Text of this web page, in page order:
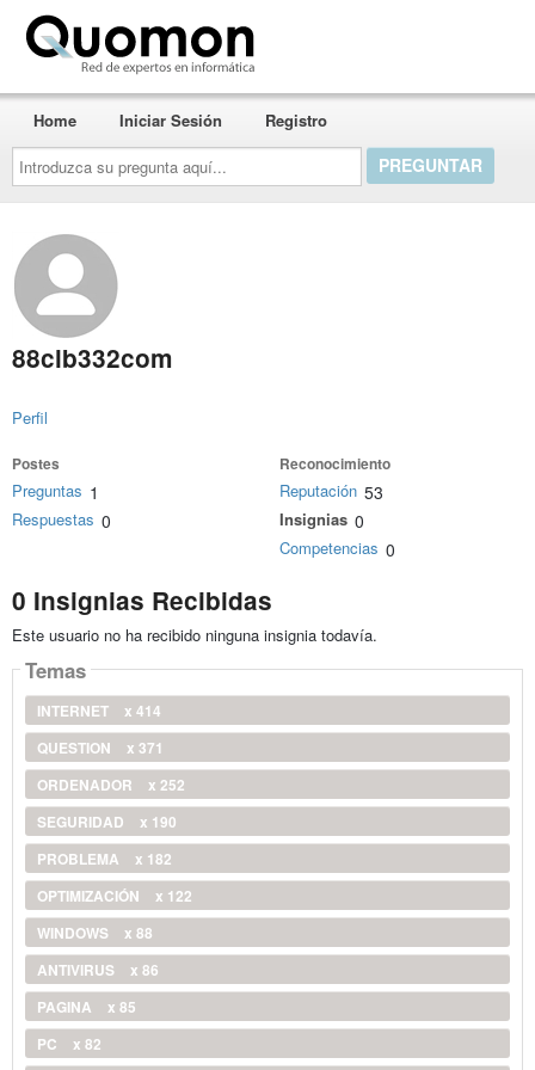
Introduzca
su
pregunta
aquí...
Home Iniciar Sesión Registro
88clb332com
Perfil
Postes
Preguntas 1
Respuestas 0
Reconocimiento
Reputación 53
Insignias 0
Competencias 0
0 Insignias Recibidas
Este usuario no ha recibido ninguna insignia todavía.
Temas
INTERNET
x 414
QUESTION
x 371
ORDENADOR
x 252
SEGURIDAD
x 190
PROBLEMA
x 182
OPTIMIZACIÓN
x 122
WINDOWS
x 88
ANTIVIRUS
x 86
PAGINA
x 85
PC
x 82